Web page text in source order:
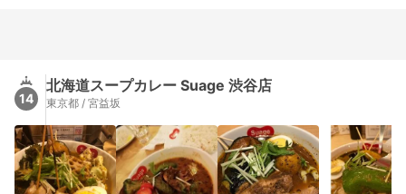
14
北海道スープカレー Suage 渋谷店
東京都 / 宮益坂